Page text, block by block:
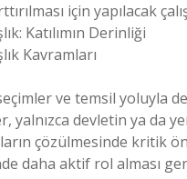
için yapılacak
Katılımın Derinliği
Kavramları
ve temsil yoluyla
yalnızca devletin ya da
çözülmesinde kritik
daha aktif rol alması